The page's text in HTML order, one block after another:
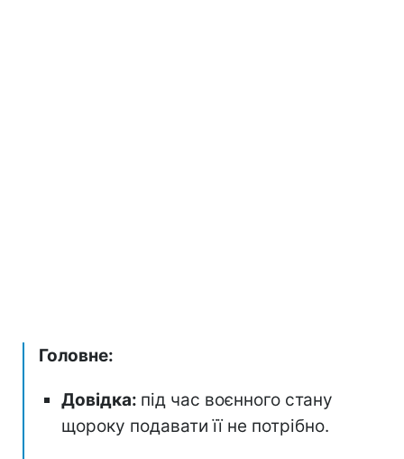
Головне:
Довідка: під час воєнного стану
щороку подавати її не потрібно.